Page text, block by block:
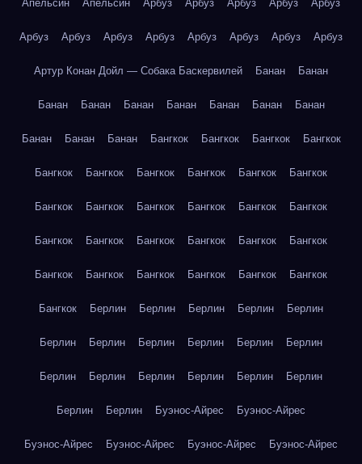
Апельсин Апельсин Арбуз Арбуз Арбуз Арбуз Арбуз
Арбуз Арбуз Арбуз Арбуз Арбуз Арбуз Арбуз Арбуз
Артур Конан Дойл — Собака Баскервилей Банан Банан
Банан Банан Банан Банан Банан Банан Банан
Банан Банан Банан Бангкок Бангкок Бангкок Бангкок
Бангкок Бангкок Бангкок Бангкок Бангкок Бангкок
Бангкок Бангкок Бангкок Бангкок Бангкок Бангкок
Бангкок Бангкок Бангкок Бангкок Бангкок Бангкок
Бангкок Бангкок Бангкок Бангкок Бангкок Бангкок
Бангкок Берлин Берлин Берлин Берлин Берлин
Берлин Берлин Берлин Берлин Берлин Берлин
Берлин Берлин Берлин Берлин Берлин Берлин
Берлин Берлин Буэнос-Айрес Буэнос-Айрес
Буэнос-Айрес Буэнос-Айрес Буэнос-Айрес Буэнос-Айрес